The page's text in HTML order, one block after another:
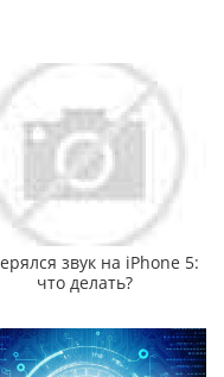
звук на iPhone 5:
что делать?